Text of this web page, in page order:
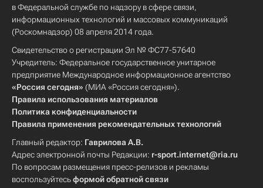
в Федеральной службе по надзору в сфере связи,
информационных технологий и массовых коммуникаций
(Роскомнадзор) 08 апреля 2014 года.
Свидетельство о регистрации Эл № ФС77-57640
Учредитель: Федеральное государственное унитарное
предприятие Международное информационное агентство
«Россия сегодня» (МИА «Россия сегодня»).
Правила использования материалов
Политика конфиденциальности
Правила применения рекомендательных технологий
Главный редактор: Гаврилова А.В.
Адрес электронной почты Редакции: r-sport.internet@ria.ru
По вопросам размещения пресс-релизов и рекламы
воспользуйтесьформой обратной связи